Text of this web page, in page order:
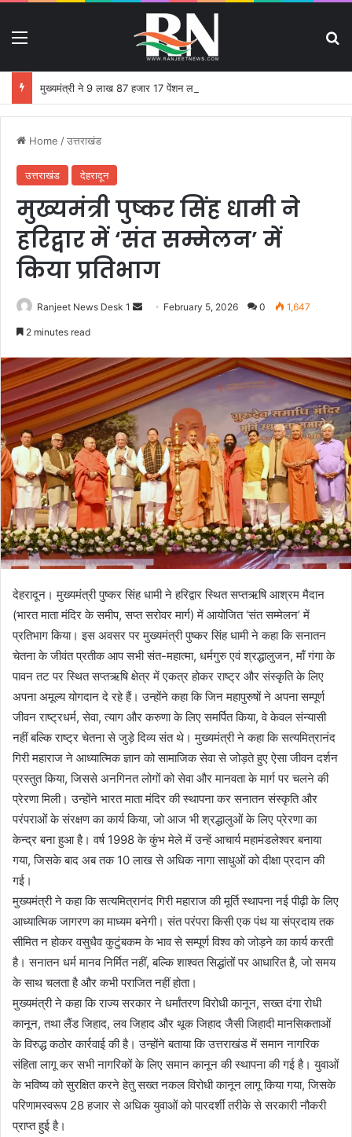
Home /उत्तराखंड
उत्तराखंड देहरादून
मुख्यमंत्री पुष्कर सिंह धामी ने
हरिद्वार में ‘संत सम्मेलन’ में
किया प्रतिभाग
Ranjeet News Desk 1
d
a
n
m
a
i
February 5, 2026 0 1,647
2 minutes read
देहरादून। मुख्यमंत्री पुष्कर सिंह धामी ने हरिद्वार स्थित सप्तऋषि आश्रम मैदान
(भारत माता मंदिर के समीप, सप्त सरोवर मार्ग) में आयोजित ‘संत सम्मेलन’ में
प्रतिभाग किया। इस अवसर पर मुख्यमंत्री पुष्कर सिंह धामी ने कहा कि सनातन
चेतना के जीवंत प्रतीक आप सभी संत-महात्मा, धर्मगुरु एवं श्रद्धालुजन, माँ गंगा के
पावन तट पर स्थित सप्तऋषि क्षेत्र में एकत्र होकर राष्ट्र और संस्कृति के लिए
अपना अमूल्य योगदान दे रहे हैं। उन्होंने कहा कि जिन महापुरुषों ने अपना सम्पूर्ण
जीवन राष्ट्रधर्म, सेवा, त्याग और करुणा के लिए समर्पित किया, वे केवल संन्यासी
नहीं बल्कि राष्ट्र चेतना से जुड़े दिव्य संत थे। मुख्यमंत्री ने कहा कि सत्यमित्रानंद
गिरी महाराज ने आध्यात्मिक ज्ञान को सामाजिक सेवा से जोड़ते हुए ऐसा जीवन दर्शन
प्रस्तुत किया, जिससे अनगिनत लोगों को सेवा और मानवता के मार्ग पर चलने की
प्रेरणा मिली। उन्होंने भारत माता मंदिर की स्थापना कर सनातन संस्कृति और
परंपराओं के संरक्षण का कार्य किया, जो आज भी श्रद्धालुओं के लिए प्रेरणा का
केन्द्र बना हुआ है। वर्ष 1998 के कुंभ मेले में उन्हें आचार्य महामंडलेश्वर बनाया
गया, जिसके बाद अब तक 10 लाख से अधिक नागा साधुओं को दीक्षा प्रदान की
गई।
मुख्यमंत्री ने कहा कि सत्यमित्रानंद गिरी महाराज की मूर्ति स्थापना नई पीढ़ी के लिए
आध्यात्मिक जागरण का माध्यम बनेगी। संत परंपरा किसी एक पंथ या संप्रदाय तक
सीमित न होकर वसुधैव कुटुंबकम के भाव से सम्पूर्ण विश्व को जोड़ने का कार्य करती
है। सनातन धर्म मानव निर्मित नहीं, बल्कि शाश्वत सिद्धांतों पर आधारित है, जो समय
के साथ चलता है और कभी पराजित नहीं होता।
मुख्यमंत्री ने कहा कि राज्य सरकार ने धर्मांतरण विरोधी कानून, सख्त दंगा रोधी
कानून, तथा लैंड जिहाद, लव जिहाद और थूक जिहाद जैसी जिहादी मानसिकताओं
के विरुद्ध कठोर कार्रवाई की है। उन्होंने बताया कि उत्तराखंड में समान नागरिक
संहिता लागू कर सभी नागरिकों के लिए समान कानून की स्थापना की गई है। युवाओं
के भविष्य को सुरक्षित करने हेतु सख्त नकल विरोधी कानून लागू किया गया, जिसके
परिणामस्वरूप 28 हजार से अधिक युवाओं को पारदर्शी तरीके से सरकारी नौकरी
प्राप्त हुई है।